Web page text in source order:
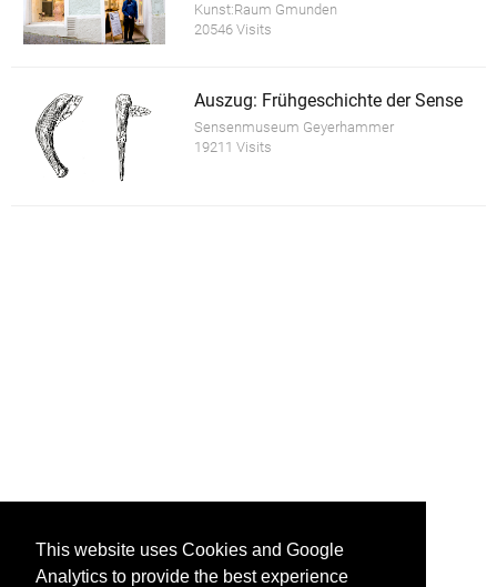
This website uses Cookies and Google
Analytics to provide the best experience
Kunst:Raum Gmunden
20546 Visits
Auszug: Frühgeschichte der Sense
Sensenmuseum Geyerhammer
19211 Visits